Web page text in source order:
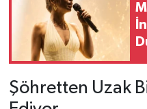
Şöhretten Uzak